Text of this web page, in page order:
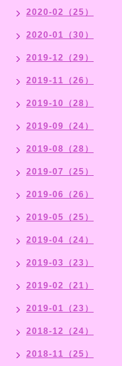
2020-02（25）
2020-01（30）
2019-12（29）
2019-11（26）
2019-10（28）
2019-09（24）
2019-08（28）
2019-07（25）
2019-06（26）
2019-05（25）
2019-04（24）
2019-03（23）
2019-02（21）
2019-01（23）
2018-12（24）
2018-11（25）